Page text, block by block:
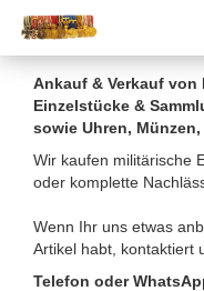
Ankauf & Verkauf
Einzelstücke &
sowie Uhren,
Wir kaufen militärische
oder komplette
Wenn Ihr uns etwas
Artikel habt, kontaktiert
Telefon oder